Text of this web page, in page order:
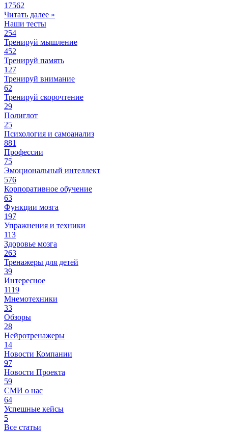
17562
Читать далее »
Наши тесты
254
Тренируй мышление
452
Тренируй память
127
Тренируй внимание
62
Тренируй скорочтение
29
Полиглот
25
Психология и самоанализ
881
Профессии
75
Эмоциональный интеллект
576
Корпоративное обучение
63
Функции мозга
197
Упражнения и техники
113
Здоровье мозга
263
Тренажеры для детей
39
Интересное
1119
Мнемотехники
33
Обзоры
28
Нейротренажеры
14
Новости Компании
97
Новости Проекта
59
СМИ о нас
64
Успешные кейсы
5
Все статьи